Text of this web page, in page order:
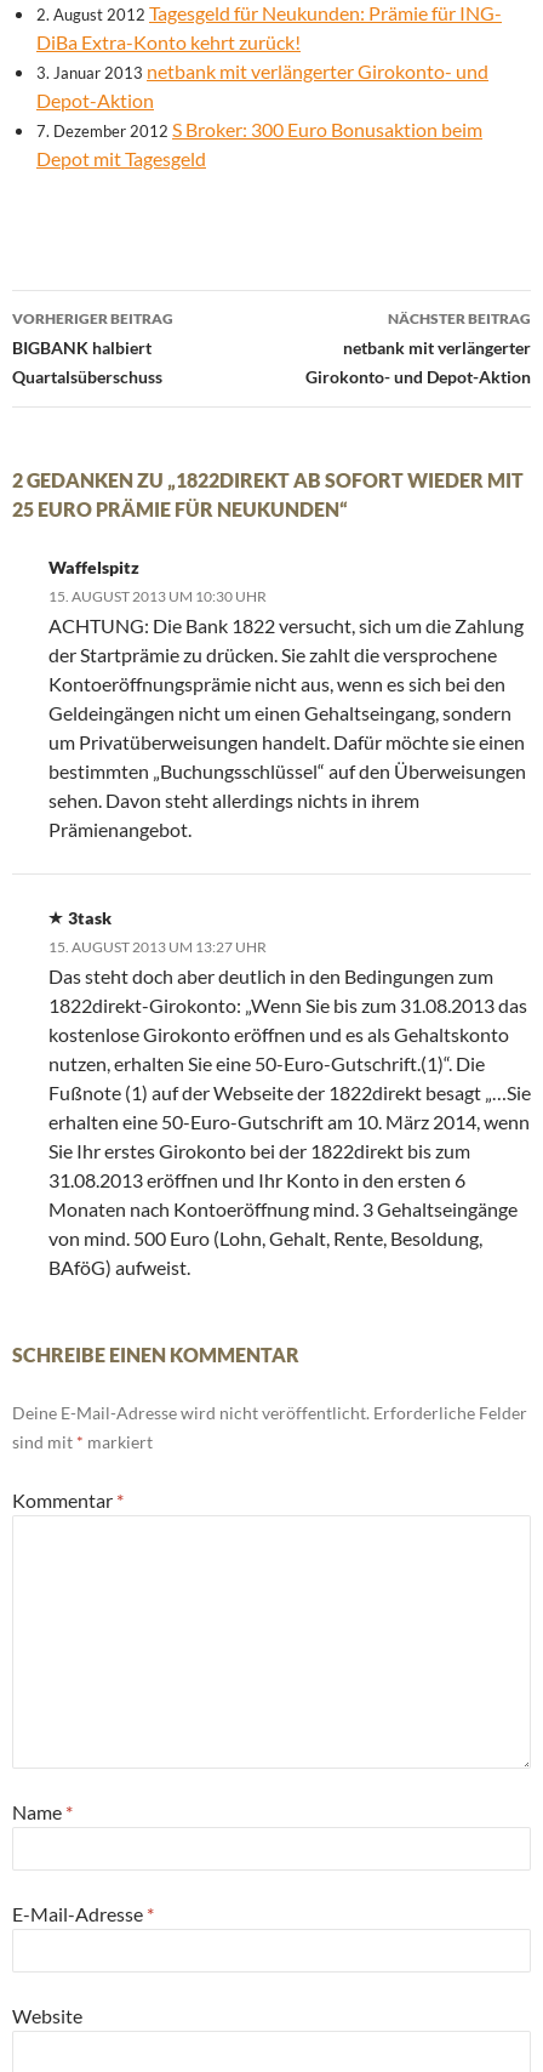
2. August 2012 Tagesgeld für Neukunden: Prämie für ING-
DiBa Extra-Konto kehrt zurück!
3. Januar 2013 netbank mit verlängerter Girokonto- und
Depot-Aktion
7. Dezember 2012 S Broker: 300 Euro Bonusaktion beim
Depot mit Tagesgeld
Beitrags-
Navigation
VORHERIGER BEITRAG
BIGBANK halbiert
Quartalsüberschuss
NÄCHSTER BEITRAG
netbank mit verlängerter
Girokonto- und Depot-Aktion
2 GEDANKEN ZU „1822DIREKT AB SOFORT WIEDER MIT
25 EURO PRÄMIE FÜR NEUKUNDEN“
Waffelspitz
15. AUGUST 2013 UM 10:30 UHR
ACHTUNG: Die Bank 1822 versucht, sich um die Zahlung
der Startprämie zu drücken. Sie zahlt die versprochene
Kontoeröffnungsprämie nicht aus, wenn es sich bei den
Geldeingängen nicht um einen Gehaltseingang, sondern
um Privatüberweisungen handelt. Dafür möchte sie einen
bestimmten „Buchungsschlüssel“ auf den Überweisungen
sehen. Davon steht allerdings nichts in ihrem
Prämienangebot.
3task
15. AUGUST 2013 UM 13:27 UHR
Das steht doch aber deutlich in den Bedingungen zum
1822direkt-Girokonto: „Wenn Sie bis zum 31.08.2013 das
kostenlose Girokonto eröffnen und es als Gehaltskonto
nutzen, erhalten Sie eine 50-Euro-Gutschrift.(1)“. Die
Fußnote (1) auf der Webseite der 1822direkt besagt „…Sie
erhalten eine 50-Euro-Gutschrift am 10. März 2014, wenn
Sie Ihr erstes Girokonto bei der 1822direkt bis zum
31.08.2013 eröffnen und Ihr Konto in den ersten 6
Monaten nach Kontoeröffnung mind. 3 Gehaltseingänge
von mind. 500 Euro (Lohn, Gehalt, Rente, Besoldung,
BAföG) aufweist.
SCHREIBE EINEN KOMMENTAR
Deine E-Mail-Adresse wird nicht veröffentlicht. Erforderliche Felder
sind mit * markiert
Kommentar *
Name *
E-Mail-Adresse *
Website